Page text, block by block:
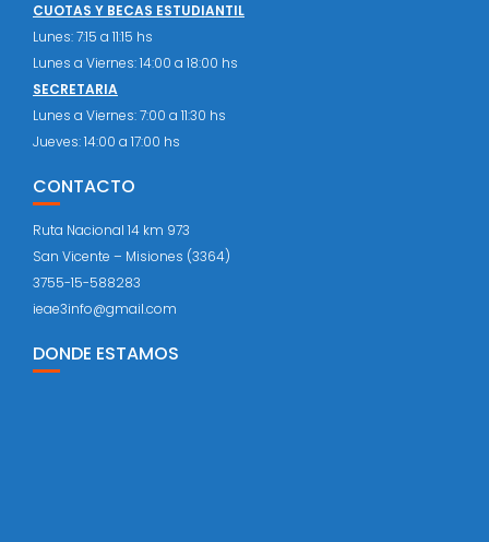
CUOTAS Y BECAS ESTUDIANTIL
Lunes: 7:15 a 11:15 hs
Lunes a Viernes: 14:00 a 18:00 hs
SECRETARIA
Lunes a Viernes: 7:00 a 11:30 hs
Jueves: 14:00 a 17:00 hs
CONTACTO
Ruta Nacional 14 km 973
San Vicente – Misiones (3364)
3755-15-588283
ieae3info@gmail.com
DONDE ESTAMOS